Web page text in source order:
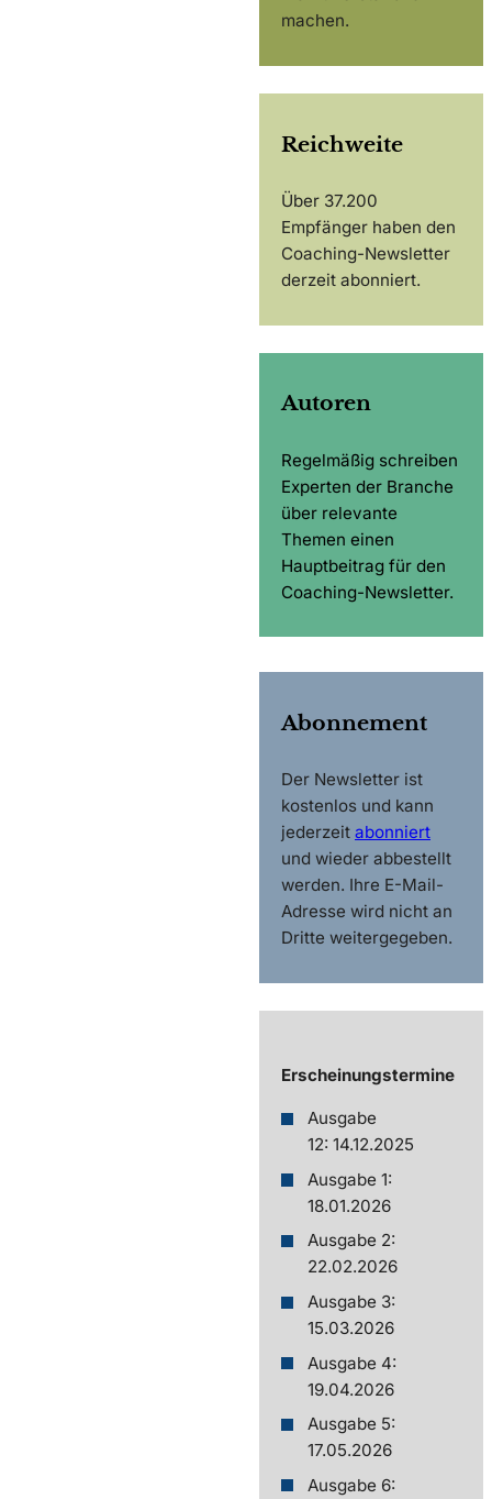
machen.
Reichweite
Über 37.200
Empfänger haben den
Coaching-Newsletter
derzeit abonniert.
Autoren
Regelmäßig schreiben
Experten der Branche
über relevante
Themen einen
Hauptbeitrag für den
Coaching-Newsletter.
Abonnement
Der Newsletter ist
kostenlos und kann
jederzeit abonniert
und wieder abbestellt
werden. Ihre E-Mail-
Adresse wird nicht an
Dritte weitergegeben.
Erscheinungstermine
Ausgabe
12: 14.12.2025
Ausgabe 1:
18.01.2026
Ausgabe 2:
22.02.2026
Ausgabe 3:
15.03.2026
Ausgabe 4:
19.04.2026
Ausgabe 5:
17.05.2026
Ausgabe 6: